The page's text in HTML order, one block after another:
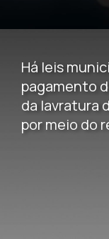
Há leis
pagamento
da lavratura
por meio do